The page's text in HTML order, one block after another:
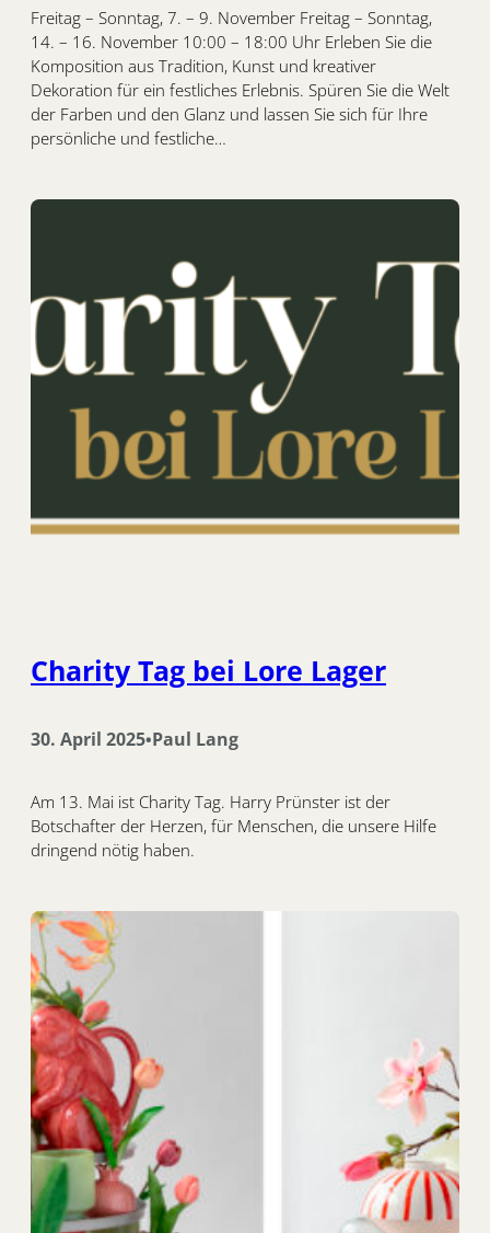
Freitag – Sonntag, 7. – 9. November Freitag – Sonntag,
14. – 16. November 10:00 – 18:00 Uhr Erleben Sie die
Komposition aus Tradition, Kunst und kreativer
Dekoration für ein festliches Erlebnis. Spüren Sie die Welt
der Farben und den Glanz und lassen Sie sich für Ihre
persönliche und festliche…
Charity Tag bei Lore Lager
30. April 2025•Paul Lang
Am 13. Mai ist Charity Tag. Harry Prünster ist der
Botschafter der Herzen, für Menschen, die unsere Hilfe
dringend nötig haben.